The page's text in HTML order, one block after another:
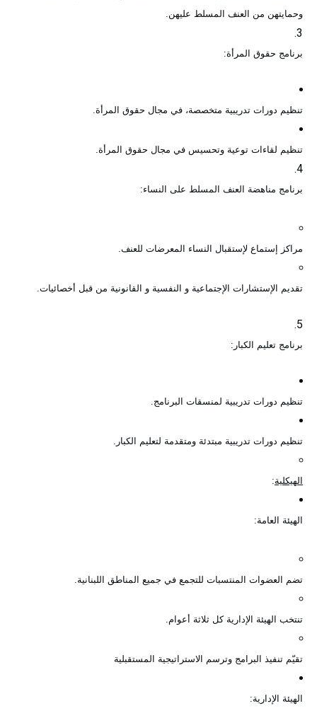
وحمايتهن من العنف المسلط عليهن
برنامج حقوق المرأة:
تنظيم دورات تدريبية متخصصة، في مجال حقوق المرأة
تنظيم لقاءات توعية وتحسيس في مجال حقوق المرأة
برنامج مناهضة العنف المسلط على النساء:
مراكز إستماع لإستقبال النساء المعرضات للعنف
تقديم الإستشارات الإجتماعية و النفسية و القانونية من قبل أخصائيات
برنامج تعليم الكبار :
تنظيم دورات تدريبية لمنسقات البرنامج
تنظيم دورات تدريبية مبتدئة ومتقدمة لتعليم الكبار
الهيكلية:
الهيئة العامة:
تضم العضوات المنتسبات للتجمع في جميع المناطق اللبنانية
تنتخب الهيئة الإدارية كل ثلاثة أعوام
تقيّم تنفيذ البرامج وترسم الاستراتيجية المستقبلية
الهيئة الإدارية: